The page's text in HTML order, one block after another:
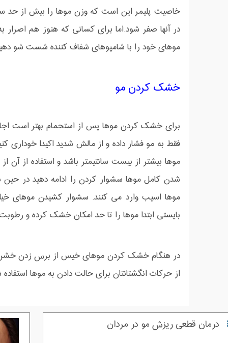
خاصیت پلیمر این است که وزن موها را بیش از حد
در آنها صفر شود.اما برای کسانی که هنوز هم اصرار
موهای خود را با شامپوهای شفاف کننده شست شو
خشک کردن مو
برای خشک کردن موها پس از استحمام بهتر است
فقط به مو فشار داده و از مالش شدید اکیدا خوداری
موها بیشتر از بیست سانتیمتر باشد و استفاده از آن
شدن کامل موها سشوار کردن را ادامه دهید در
موها اسیب وارد می کنند. سشوار کشیدن موهای
بایستی ابتدا موها را تا حد امکان خشک کرده و رطوبت
در هنگام خشک کردن موهای خیس از برس زدن خشن
از حرکات انگشتانتان برای حالت دادن به موها
درمان قطعی ریزش مو در مردان